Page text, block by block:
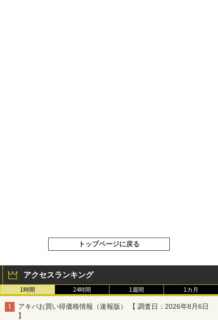
トップページに戻る
アクセスランキング
1時間 24時間 1週間 1カ月
アキバお買い得価格情報（速報版） 【 調査日：2026年8月6日
】